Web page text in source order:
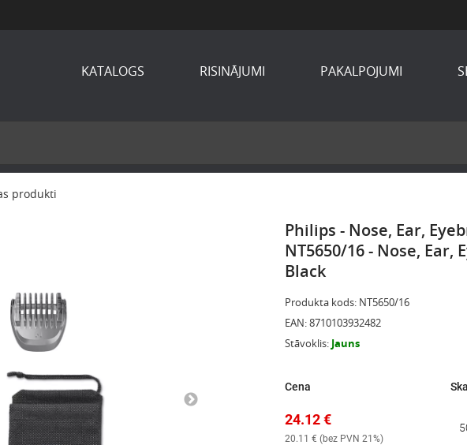
KATALOGS RISINĀJUMI PAKALPOJUMI
produkti
Philips - Nose, Ear,
NT5650/16 - Nose,
Black
Produkta kods: NT5650/16
EAN:8710103932482
Stāvoklis: Jauns
Cena
24.12€
20.11 € (bez PVN 21%)